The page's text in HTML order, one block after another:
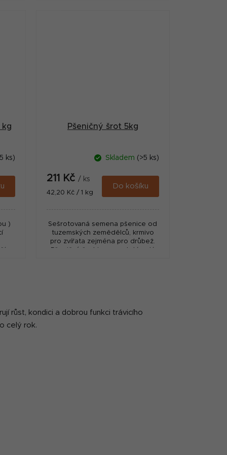
kg
ks)
)
Pšeničný šrot 5kg
Skladem (>5 ks)
211 Kč / ks
Měrná
42,20 Kč / 1 kg
Do košíku
Sešrotovaná semena pšenice od
tuzemských zemědělců, krmivo
pro zvířata zejména pro drůbež.
Pšeničný šrot jsou namletá celá
růst, kondici a dobrou funkci trávicího
celý rok.